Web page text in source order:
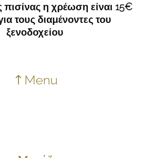
πισίνας η χρέωση είναι 15€
τους διαμένοντες του
ξενοδοχείου
Menu